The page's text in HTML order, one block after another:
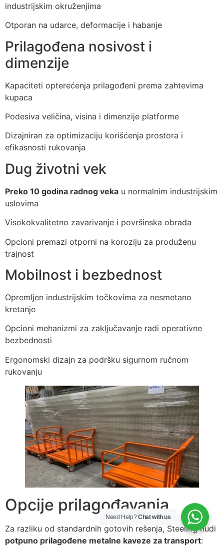
industrijskim okruženjima
Otporan na udarce, deformacije i habanje
Prilagođena nosivost i
dimenzije
Kapaciteti opterećenja prilagođeni prema zahtevima
kupaca
Podesiva veličina, visina i dimenzije platforme
Dizajniran za optimizaciju korišćenja prostora i
efikasnosti rukovanja
Dug životni vek
Preko 10 godina radnog veka u normalnim industrijskim
uslovima
Visokokvalitetno zavarivanje i površinska obrada
Opcioni premazi otporni na koroziju za produženu
trajnost
Mobilnost i bezbednost
Opremljen industrijskim točkovima za nesmetano
kretanje
Opcioni mehanizmi za zaključavanje radi operativne
bezbednosti
Ergonomski dizajn za podršku sigurnom ručnom
rukovanju
Opcije prilagođavanja
Za razliku od standardnih gotovih rešenja, Steeling nudi
potpuno prilagođene metalne kaveze za transport:
Need Help?Chat with us